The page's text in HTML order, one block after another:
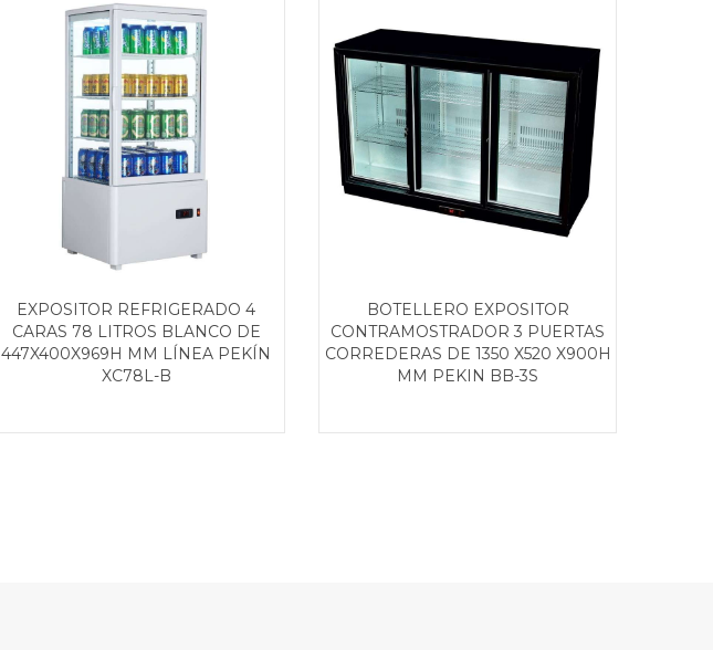
EXPOSITOR REFRIGERADO 4
CARAS 78 LITROS BLANCO DE
447X400X969H MM LÍNEA PEKÍN
XC78L-B
BOTELLERO EXPOSITOR
CONTRAMOSTRADOR 3 PUERTAS
CORREDERAS DE 1350 X520 X900H
MM PEKIN BB-3S